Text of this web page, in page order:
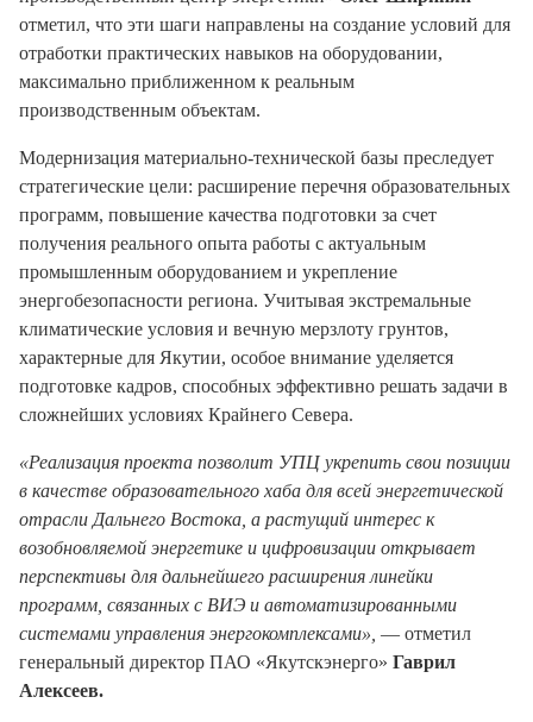
отметил, что эти шаги направлены на создание условий для
отработки практических навыков на оборудовании,
максимально приближенном к реальным
производственным объектам.
Модернизация материально-технической базы преследует
стратегические цели: расширение перечня образовательных
программ, повышение качества подготовки за счет
получения реального опыта работы с актуальным
промышленным оборудованием и укрепление
энергобезопасности региона. Учитывая экстремальные
климатические условия и вечную мерзлоту грунтов,
характерные для Якутии, особое внимание уделяется
подготовке кадров, способных эффективно решать задачи в
сложнейших условиях Крайнего Севера.
«Реализация проекта позволит УПЦ укрепить свои позиции
в качестве образовательного хаба для всей энергетической
отрасли Дальнего Востока, а растущий интерес к
возобновляемой энергетике и цифровизации открывает
перспективы для дальнейшего расширения линейки
программ, связанных с ВИЭ и автоматизированными
системами управления энергокомплексами», — отметил
генеральный директор ПАО «Якутскэнерго» Гаврил
Алексеев.